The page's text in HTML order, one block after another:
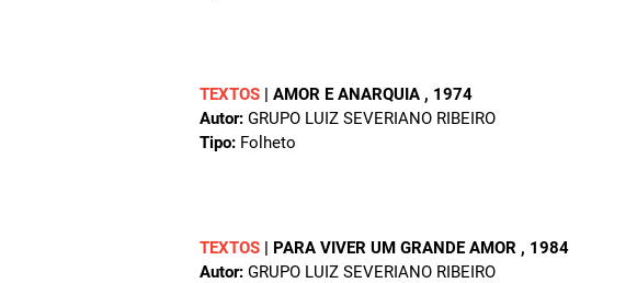
TEXTOS | AMOR E ANARQUIA , 1974
Autor: GRUPO LUIZ SEVERIANO RIBEIRO
Tipo: Folheto
TEXTOS | PARA VIVER UM GRANDE AMOR , 1984
Autor: GRUPO LUIZ SEVERIANO RIBEIRO